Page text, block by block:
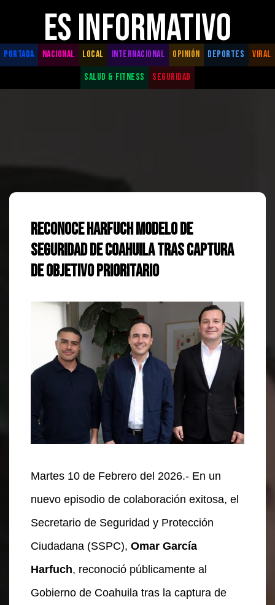
ES INFORMATIVO
PORTADA NACIONAL LOCAL INTERNACIONAL OPINIÓN DEPORTES
VIRAL
SALUD & FITNESS
SEGURIDAD
Reconoce Harfuch modelo de
seguridad de Coahuila tras captura
de objetivo prioritario
Martes 10 de Febrero del 2026.- En un
nuevo episodio de colaboración exitosa, el
Secretario de Seguridad y Protección
Ciudadana (SSPC), Omar García
Harfuch, reconoció públicamente al
Gobierno de Coahuila tras la captura de